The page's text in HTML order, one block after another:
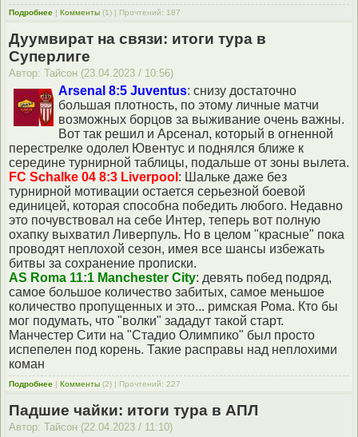
Подробнее | Комменты (1) | Прочтений: 187
Дуумвират на связи: итоги тура в
Суперлиге
Автор: Тайсон (23.04.2023 / 10:56)
Arsenal 8:5 Juventus: снизу достаточно
большая плотность, по этому личные матчи
возможных борцов за выживание очень важны.
Вот так решил и Арсенал, который в огненной
перестрелке одолел Ювентус и поднялся ближе к
середине турнирной таблицы, подальше от зоны вылета.
FC Schalke 04 8:3 Liverpool : Шальке даже без
турнирной мотивации остается серьезной боевой
единицей, которая способна победить любого. Недавно
это почувствовал на себе Интер, теперь вот полную
охапку выхватил Ливерпуль. Но в целом "красные" пока
проводят неплохой сезон, имея все шансы избежать
битвы за сохранение прописки.
AS Roma 11:1 Manchester City: девять побед подряд,
самое большое количество забитых, самое меньшое
количество пропущенных и это... римская Рома. Кто бы
мог подумать, что "волки" зададут такой старт.
Манчестер Сити на "Стадио Олимпико" был просто
испепелен под корень. Такие расправы над неплохими
коман
Подробнее | Комменты (2) | Прочтений: 227
Падшие чайки: итоги тура в АПЛ
Автор: Тайсон (22.04.2023 / 11:10)